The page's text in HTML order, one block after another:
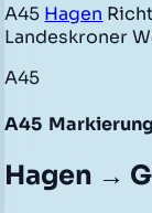
A45 Hagen
Landeskroner
A45
A45
Hagen →